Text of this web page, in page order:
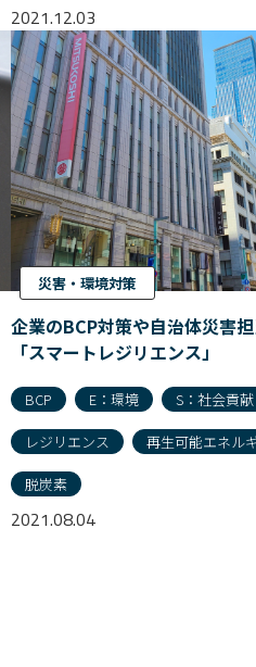
2021.12.03
災害・環境対策
企業のBCP対策や自治体災害
「スマートレジリエンス」
BCP E：環境 S：社会貢献
レジリエンス 再生可能エネル
脱炭素
2021.08.04